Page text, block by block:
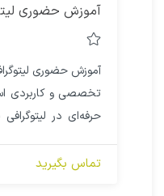
آموزش حضوری
آموزش حضوری
تخصصی و کاربردی
حرفه‌ای در
ارتقاء کیفیت و
تماس بگیرید